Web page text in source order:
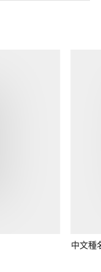
中文種